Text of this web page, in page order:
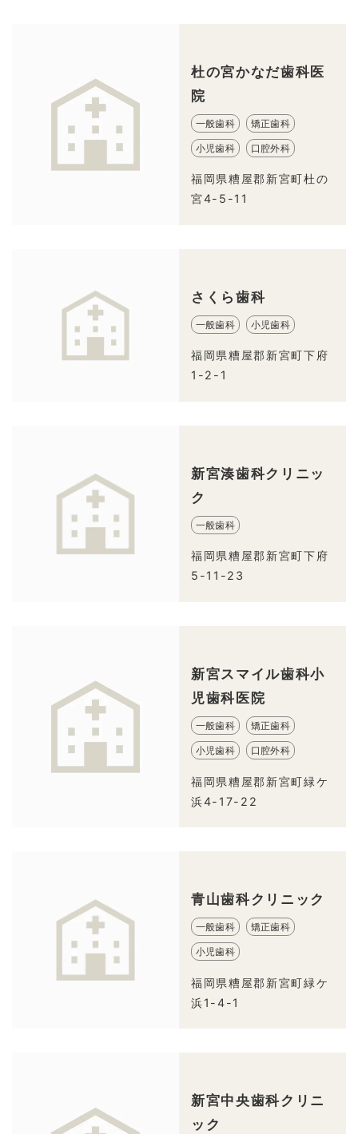
杜の宮かなだ歯科医
院
一般歯科 矯正歯科
小児歯科 口腔外科
福岡県糟屋郡新宮町杜の
宮4-5-11
さくら歯科
一般歯科 小児歯科
福岡県糟屋郡新宮町下府
1-2-1
新宮湊歯科クリニッ
ク
一般歯科
福岡県糟屋郡新宮町下府
5-11-23
新宮スマイル歯科小
児歯科医院
一般歯科 矯正歯科
小児歯科 口腔外科
福岡県糟屋郡新宮町緑ケ
浜4-17-22
青山歯科クリニック
一般歯科 矯正歯科
小児歯科
福岡県糟屋郡新宮町緑ケ
浜1-4-1
新宮中央歯科クリニ
ック